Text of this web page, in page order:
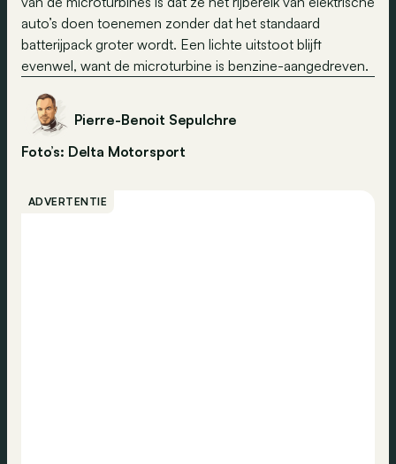
auto’s doen toenemen zonder dat het standaard
batterijpack groter wordt. Een lichte uitstoot blijft
evenwel, want de microturbine is benzine-aangedreven.
Pierre-Benoit Sepulchre
Foto’s: Delta Motorsport
ADVERTENTIE